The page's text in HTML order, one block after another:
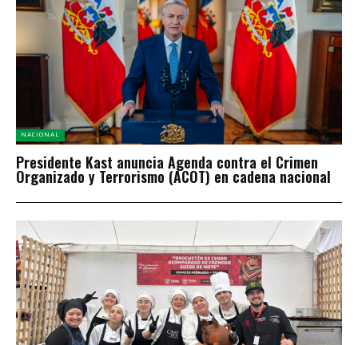
NACIONAL
Presidente Kast anuncia Agenda contra el Crimen
Organizado y Terrorismo (ACOT) en cadena nacional